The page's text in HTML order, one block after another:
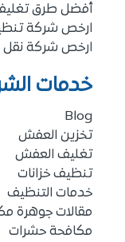
أفضل طرق
ارخص شركة
ارخص شركة
خدمات
Blog
تخزين العفش
تغليف العفش
تنظيف خزانات
خدمات التنظيف
مقالات جوهرة
مكافحة حشرات